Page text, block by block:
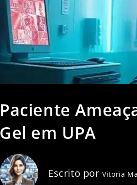
Paciente
Gel em UPA
Escrito porVitoria